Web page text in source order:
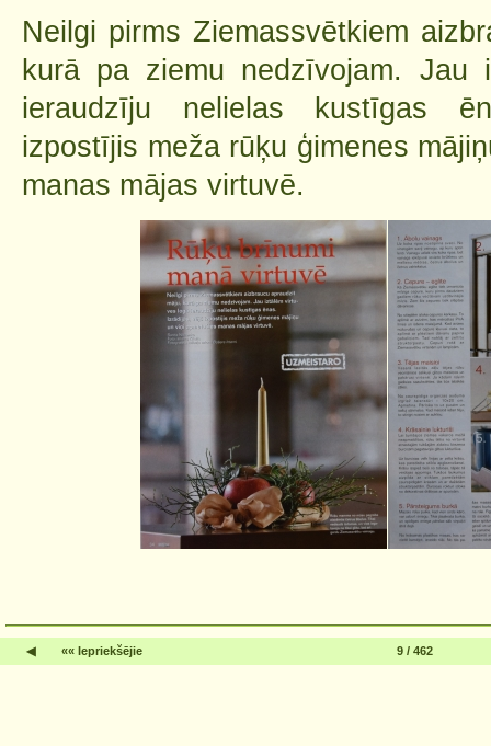
Neilgi pirms Ziemassvētkiem
kurā pa ziemu nedzīvojam. Jau
ieraudzīju nelielas kustīgas
izpostījis meža rūķu ģimenes
manas mājas virtuvē.
◀ «« Iepriekšējie 9 / 462